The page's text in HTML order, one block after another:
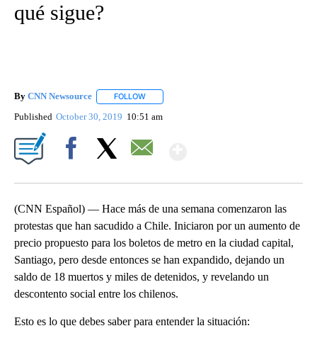
qué sigue?
By CNN Newsource FOLLOW
Published October 30, 2019 10:51 am
(CNN Español) — Hace más de una semana comenzaron las
protestas que han sacudido a Chile. Iniciaron por un aumento de
precio propuesto para los boletos de metro en la ciudad capital,
Santiago, pero desde entonces se han expandido, dejando un
saldo de 18 muertos y miles de detenidos, y revelando un
descontento social entre los chilenos.
Esto es lo que debes saber para entender la situación: